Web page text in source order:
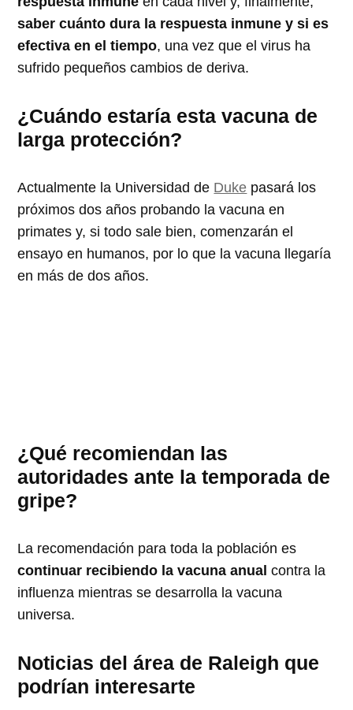
saber cuánto dura la respuesta inmune y si es
efectiva en el tiempo, una vez que el virus ha
sufrido pequeños cambios de deriva.
¿Cuándo estaría esta vacuna de
larga protección?
Actualmente la Universidad de Duke pasará los
próximos dos años probando la vacuna en
primates y, si todo sale bien, comenzarán el
ensayo en humanos, por lo que la vacuna llegaría
en más de dos años.
¿Qué recomiendan las
autoridades ante la temporada de
gripe?
La recomendación para toda la población es
continuar recibiendo la vacuna anual contra la
influenza mientras se desarrolla la vacuna
universa.
Noticias del área de Raleigh que
podrían interesarte